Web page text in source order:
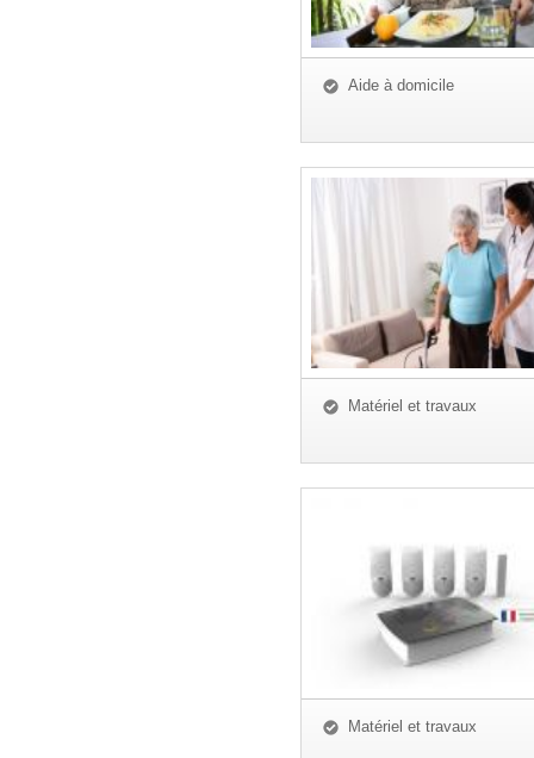
Aide à domicile
Matériel et travaux
Matériel et travaux